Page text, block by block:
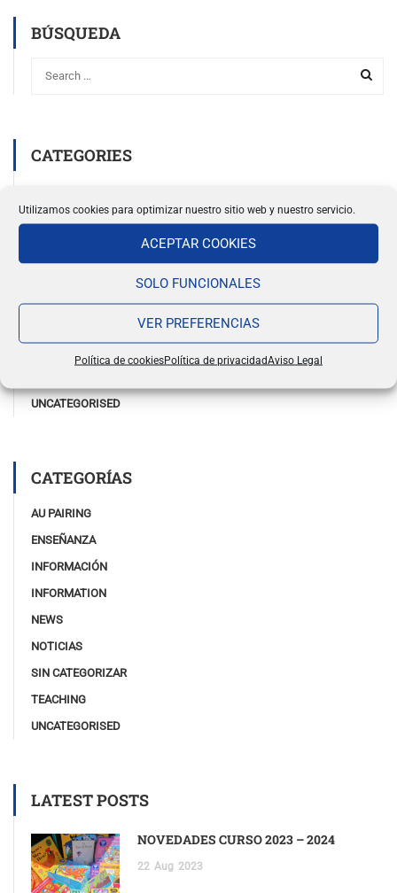
Utilizamos cookies para optimizar nuestro sitio web y nuestro servicio.
ACEPTAR COOKIES
SOLO FUNCIONALES
VER PREFERENCIAS
Política de cookiesPolítica de privacidadAviso Legal
BÚSQUEDA
CATEGORIES
ENSEÑANZA
UNCATEGORISED
CATEGORÍAS
AU PAIRING
ENSEÑANZA
INFORMACIÓN
INFORMATION
NEWS
NOTICIAS
SIN CATEGORIZAR
TEACHING
UNCATEGORISED
LATEST POSTS
NOVEDADES CURSO 2023 – 2024
22 Aug 2023